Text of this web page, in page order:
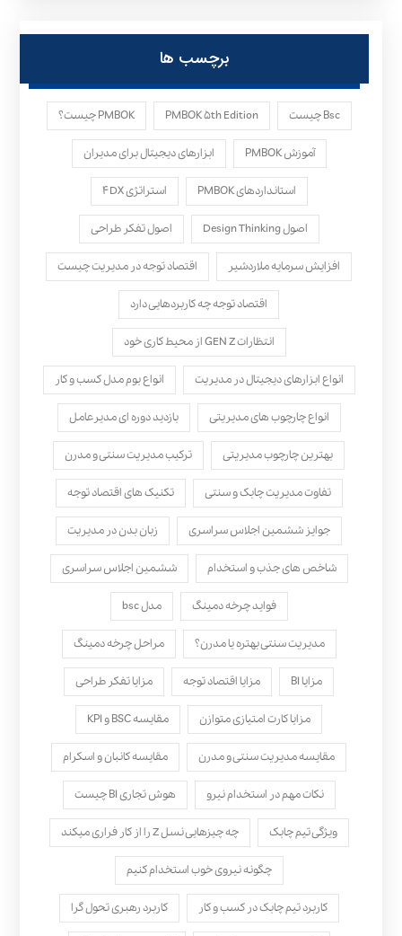
برچسب ها
Bsc چیست PMBOK ۵th Edition PMBOK چیست؟
آموزش PMBOK ابزارهای دیجیتال برای مدیران
استانداردهای PMBOK استراتژی ۴DX
اصول Design Thinking اصول تفکر طراحی
افزایش سرمایه ملاردشیر اقتصاد توجه در مدیریت چیست
اقتصاد توجه چه کاربردهایی دارد
انتظارات GEN Z از محیط کاری خود
انواع ابزارهای دیجیتال در مدیریت انواع بوم مدل کسب‌ و کار
انواع چارچوب های مدیریتی بازدید دوره ای مدیرعامل
بهترین چارچوب مدیریتی ترکیب مدیریت سنتی و مدرن
تفاوت مدیریت چابک و سنتی تکنیک های اقتصاد توجه
جوایز ششمین اجلاس سراسری زبان بدن در مدیریت
شاخص های جذب و استخدام ششمین اجلاس سراسری
فواید چرخه دمینگ مدل bsc
مدیریت سنتی بهتره یا مدرن؟ مراحل چرخه دمینگ
مزایا BI مزایا اقتصاد توجه مزایا تفکر طراحی
مزایا کارت امتیازی متوازن مقایسه BSC و KPI
مقایسه مدیریت سنتی و مدرن مقایسه کانبان و اسکرام
نکات مهم در استخدام نیرو هوش تجاری BI چیست
ویژگی تیم چابک چه چیزهایی نسل Z را از کار فراری میکند
چگونه نیروی خوب استخدام کنیم
کاربرد تیم چابک در کسب و کار کاربرد رهبری تحول‌ گرا